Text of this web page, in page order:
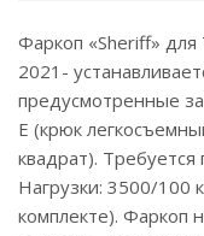
Фаркоп «Sheriff»
2021-
предусмотренные
E (крюк
квадрат).
Нагрузки: 3500/100
комплекте). Фаркоп